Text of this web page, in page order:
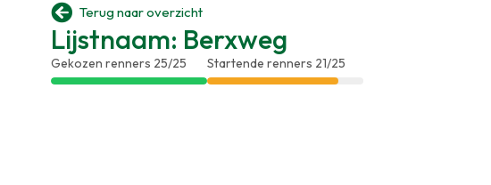
 Terug naar overzicht
Lijstnaam: Berxweg
Gekozen renners 25/25 Startende renners 21/25